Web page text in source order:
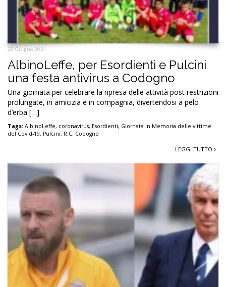
28 Giugno 2021
AlbinoLeffe, per Esordienti e Pulcini
una festa antivirus a Codogno
Una giornata per celebrare la ripresa delle attività post restrizioni
prolungate, in amicizia e in compagnia, divertendosi a pelo
d’erba […]
Tags: AlbinoLeffe, coronavirus, Esordienti, Giornata in Memoria delle vittime
del Covid-19, Pulcini, R.C. Codogno
LEGGI TUTTO